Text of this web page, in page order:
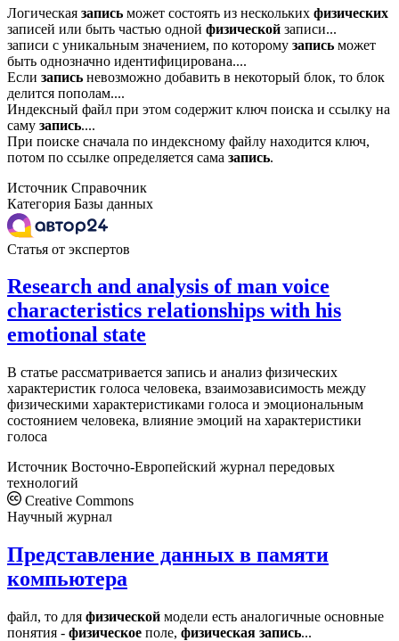
Логическая запись может состоять из нескольких физических
записей или быть частью одной физической записи...
записи с уникальным значением, по которому запись может
быть однозначно идентифицирована....
Если запись невозможно добавить в некоторый блок, то блок
делится пополам....
Индексный файл при этом содержит ключ поиска и ссылку на
саму запись....
При поиске сначала по индексному файлу находится ключ,
потом по ссылке определяется сама запись.
Источник Справочник
Категория Базы данных
Статья от экспертов
Research and analysis of man voice
characteristics relationships with his
emotional state
В статье рассматривается запись и анализ физических
характеристик голоса человека, взаимозависимость между
физическими характеристиками голоса и эмоциональным
состоянием человека, влияние эмоций на характеристики
голоса
Источник Восточно-Европейский журнал передовых
технологий
Creative Commons
Научный журнал
Представление данных в памяти
компьютера
файл, то для физической модели есть аналогичные основные
понятия - физическое поле, физическая запись...